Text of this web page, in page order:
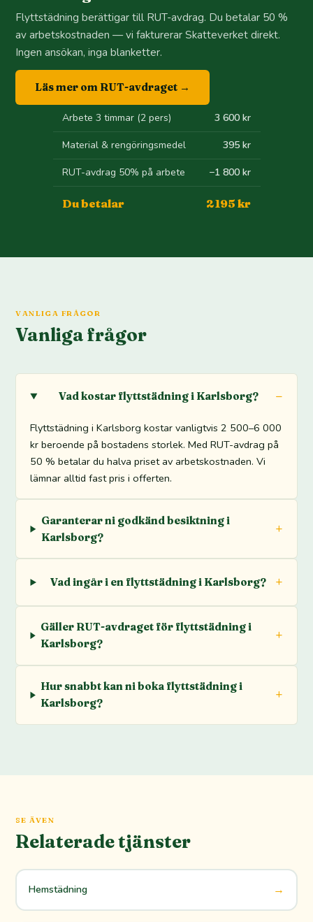
Flyttstädning berättigar till RUT-avdrag. Du betalar 50 %
av arbetskostnaden — vi fakturerar Skatteverket direkt.
Ingen ansökan, inga blanketter.
Läs mer om RUT-avdraget →
Arbete 3 timmar (2 pers) 3 600 kr
Material & rengöringsmedel 395 kr
RUT-avdrag 50% på arbete −1 800 kr
Du betalar 2 195 kr
VANLIGA FRÅGOR
Vanliga frågor
Vad kostar flyttstädning i Karlsborg?
Flyttstädning i Karlsborg kostar vanligtvis 2 500–6 000
kr beroende på bostadens storlek. Med RUT-avdrag på
50 % betalar du halva priset av arbetskostnaden. Vi
lämnar alltid fast pris i offerten.
Garanterar ni godkänd besiktning i
Karlsborg?
Vad ingår i en flyttstädning i Karlsborg?
Gäller RUT-avdraget för flyttstädning i
Karlsborg?
Hur snabbt kan ni boka flyttstädning i
Karlsborg?
SE ÄVEN
Relaterade tjänster
Hemstädning →